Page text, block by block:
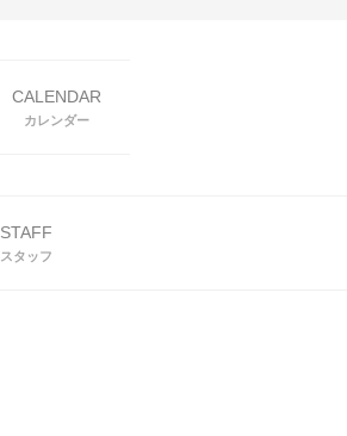
CALENDAR
カレンダー
STAFF
スタッフ